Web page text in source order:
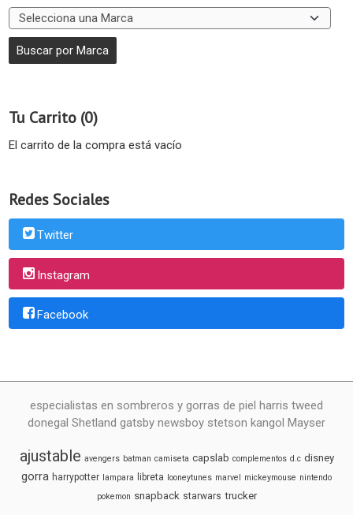
Tu Carrito (0)
El carrito de la compra está vacío
Redes Sociales
Twitter
Instagram
Facebook
especialistas en sombreros y gorras de piel harris tweed
donegal Shetland gatsby newsboy stetson kangol Mayser
ajustable avengers batman camiseta capslab complementos d.c disney
gorra harrypotter lampara libreta looneytunes marvel mickeymouse nintendo
pokemon snapback starwars trucker